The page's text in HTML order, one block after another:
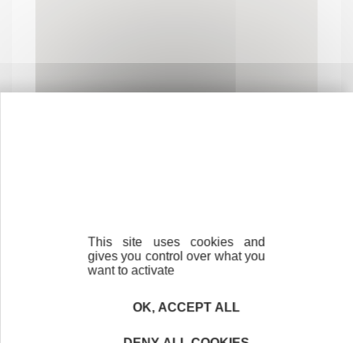
Trouvez à qui vous adresser
Créateurs, repreneurs, vos interlocuteurs en
This site uses cookies and
gives you control over what you
want to activate
OK, ACCEPT ALL